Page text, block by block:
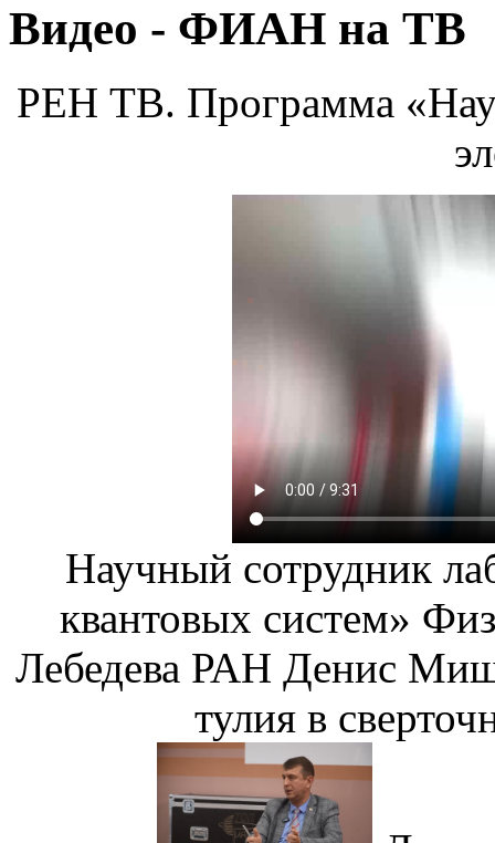
Видео - ФИАН на ТВ
РЕН ТВ. Программа
Научный сотрудник
квантовых систем»
Лебедева РАН Денис
тулия в